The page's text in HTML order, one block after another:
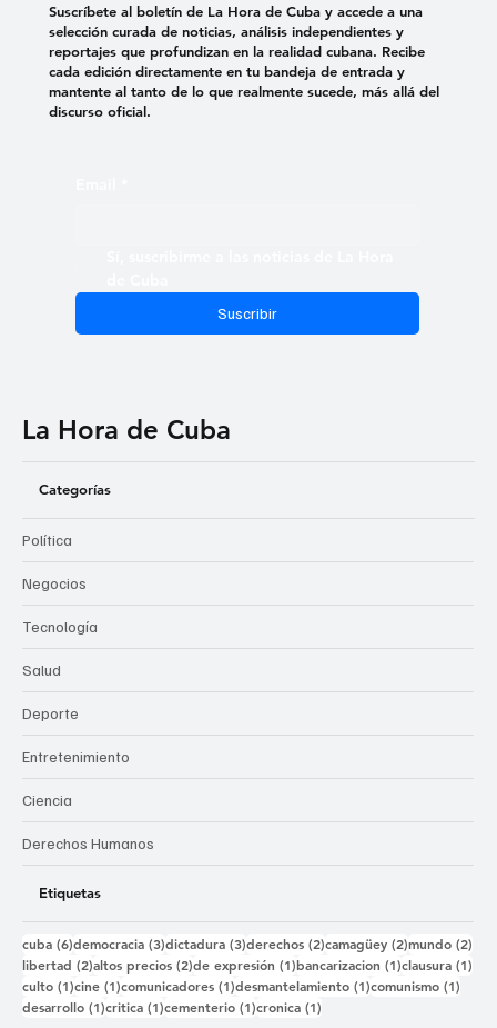
Suscribir
Suscríbete al boletín de La Hora de Cuba y accede a una
selección curada de noticias, análisis independientes y
reportajes que profundizan en la realidad cubana. Recibe
cada edición directamente en tu bandeja de entrada y
mantente al tanto de lo que realmente sucede, más allá del
discurso oficial.
La Hora de Cuba
Categorías
Política
Negocios
Tecnología
Salud
Deporte
Entretenimiento
Ciencia
Derechos Humanos
Etiquetas
cuba (6)6 entradas
democracia (3)3 entradas
dictadura (3)3 entradas
derechos (2)2 entradas
camagüey (2)2 entradas
mundo (2)
libertad (2)2 entradas
altos precios (2)2 entradas
de expresión (1)1 entrada
bancarizacion (1)1 entrada
clausura (1)
culto (1)1 entrada
cine (1)1 entrada
comunicadores (1)1 entrada
desmantelamiento (1)1 entrada
comunismo (1)
desarrollo (1)1 entrada
critica (1)1 entrada
cementerio (1)1 entrada
cronica (1)